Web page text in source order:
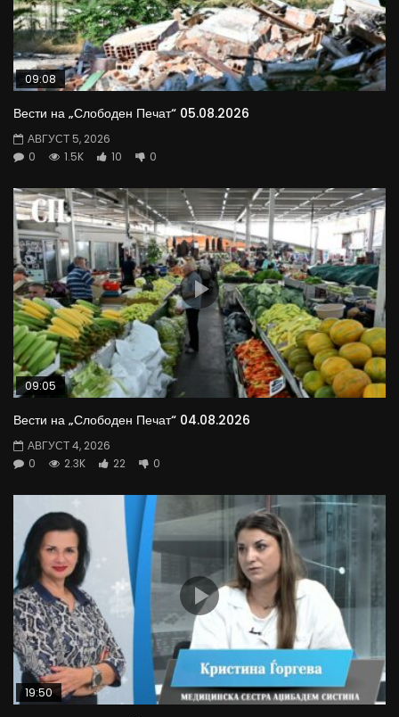
09:08
Вести на „Слободен Печат“ 05.08.2026
АВГУСТ 5, 2026
0
1.5K 10 0
09:05
Вести на „Слободен Печат“ 04.08.2026
АВГУСТ 4, 2026
0
2.3K 22 0
19:50